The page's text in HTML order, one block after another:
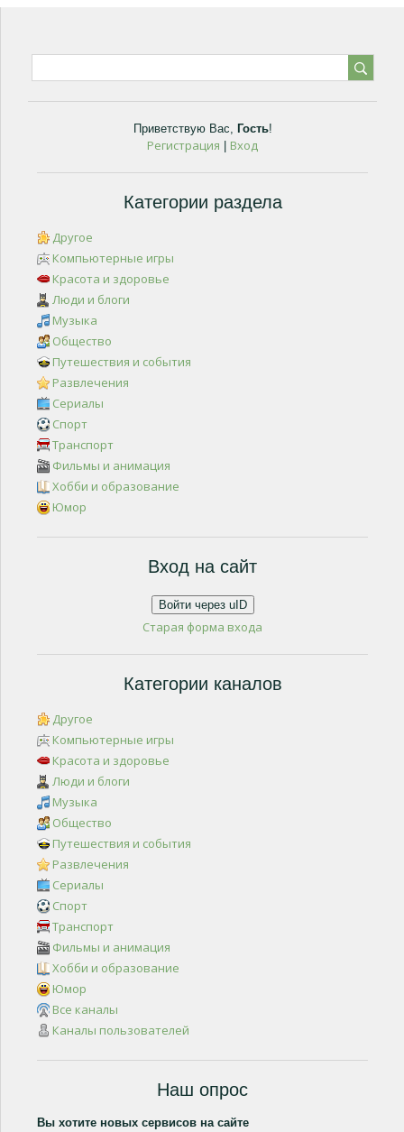
Приветствую Вас Гость!
Регистрация | Вход
Категории раздела
Другое
Компьютерные игры
Красота и здоровье
Люди и блоги
Музыка
Общество
Путешествия и события
Развлечения
Сериалы
Спорт
Транспорт
Фильмы и анимация
Хобби и образование
Юмор
Вход на сайт
Войти через uID
Старая форма входа
Категории каналов
Другое
Компьютерные игры
Красота и здоровье
Люди и блоги
Музыка
Общество
Путешествия и события
Развлечения
Сериалы
Спорт
Транспорт
Фильмы и анимация
Хобби и образование
Юмор
Все каналы
Каналы пользователей
Наш опрос
Вы хотите новых сервисов на сайте